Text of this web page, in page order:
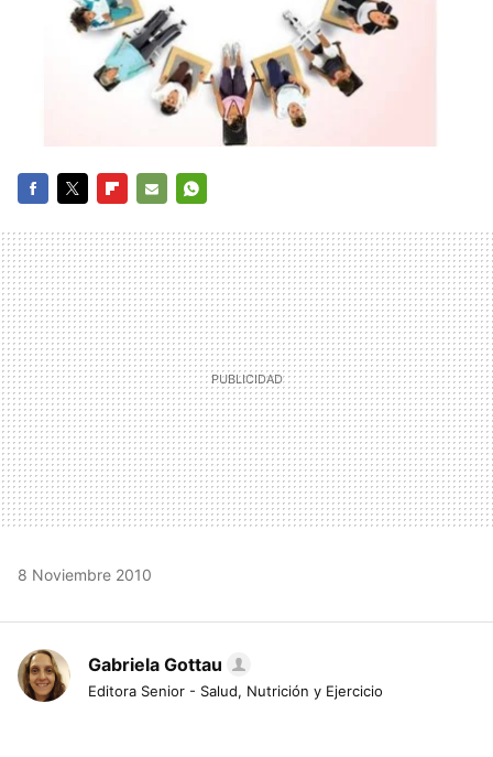
MAIL
8 Noviembre 2010
Gabriela Gottau
Editora Senior - Salud, Nutrición y Ejercicio